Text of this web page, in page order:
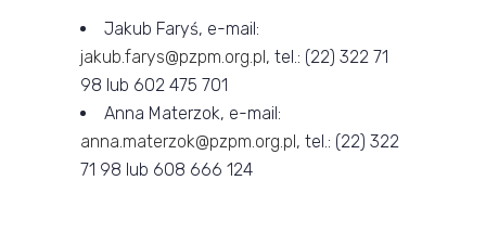
Jakub Faryś, e-mail:
jakub.farys@pzpm.org.pl, tel.: (22) 322 71
98 lub 602 475 701
Anna Materzok, e-mail:
anna.materzok@pzpm.org.pl, tel.: (22) 322
71 98 lub 608 666 124